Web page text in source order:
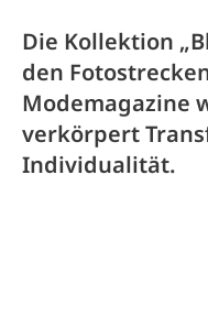
Die Kollektion
den
Modemagazine
verkörpert
Individualität.